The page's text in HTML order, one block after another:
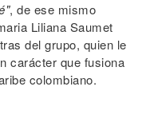
, de ese mismo
Liliana Saumet
del grupo, quien le
carácter que fusiona
colombiano.